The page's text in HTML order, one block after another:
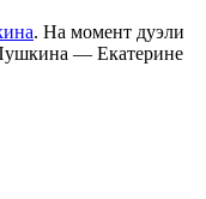
. На момент дуэли
— Екатерине